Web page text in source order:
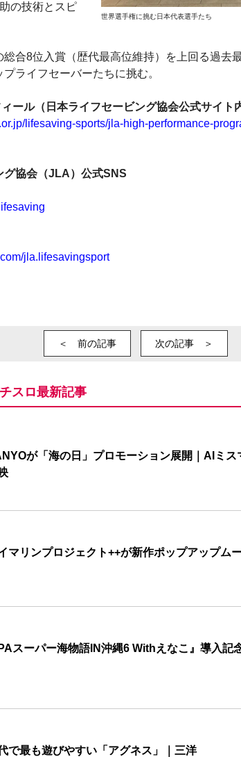
世界選手権に挑む日本代表選手たち
の技術とスピ
合8位入賞（歴代最高位維持）を上回る過去
ライフセーバーたちに挑む。
ール（日本ライフセービング協会公式サイト
lifesaving-sports/jla-high-performance-
協会（JLA）公式SNS
jla.lifesavingsport
＜ 前の記事 次の記事 ＞
スロ最新記事
が「海の日」プロモーション展開｜AIミス
マリンプロジェクト++が新作ポップアップム
PAスーパー海物語IN沖縄6 Withえなこ』導入記
で最も遊びやすい「アグネス」｜三洋